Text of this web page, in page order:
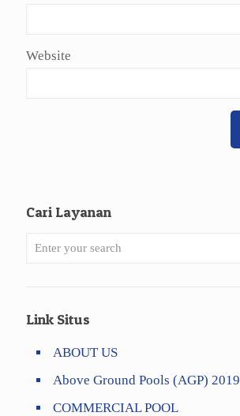
Website
Cari Layanan
Link Situs
ABOUT US
Above Ground Pools (AGP) 2019
COMMERCIAL POOL